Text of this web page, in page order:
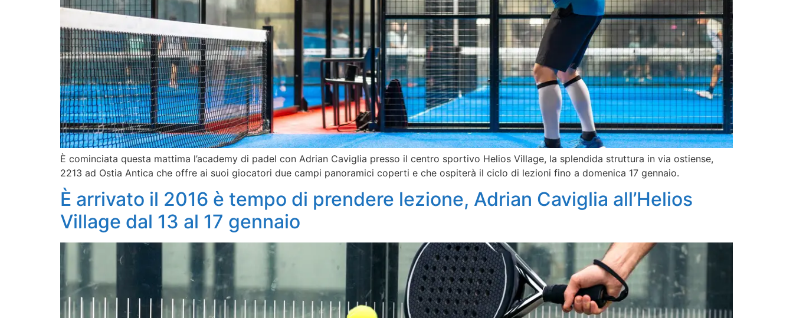
È cominciata questa mattima l’academy di padel con Adrian Caviglia presso il centro sportivo Helios Village, la splendida struttura in via ostiense,
2213 ad Ostia Antica che offre ai suoi giocatori due campi panoramici coperti e che ospiterà il ciclo di lezioni fino a domenica 17 gennaio.
È arrivato il 2016 è tempo di prendere lezione, Adrian Caviglia all’Helios
Village dal 13 al 17 gennaio